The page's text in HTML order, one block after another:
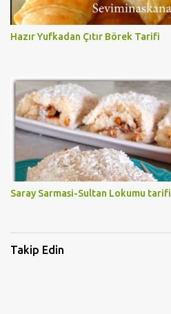
Hazır Yufkadan Çıtır Börek Tarifi
Saray Sarmasi-Sultan Lokumu tarifi
Takip Edin